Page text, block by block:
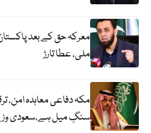
معرکہ حق کے بعد
ملی، عطا تارڑ
مکہ دفاعی معاہدہ امن،
سنگِ میل ہے،سعودی